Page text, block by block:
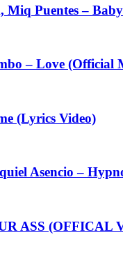
Puentes – Baby
– Love (Official
(Lyrics Video)
Asencio –
ASS (OFFICAL